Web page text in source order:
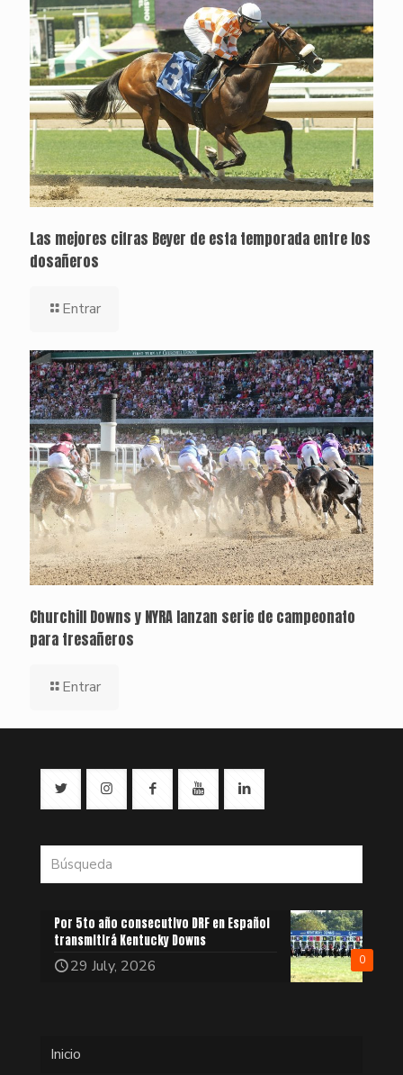
Las mejores cifras Beyer de esta temporada entre los
dosañeros
Entrar
Churchill Downs y NYRA lanzan serie de campeonato
para tresañeros
Entrar
0
Por 5to año consecutivo DRF en Español
transmitirá Kentucky Downs
29 July, 2026
Inicio